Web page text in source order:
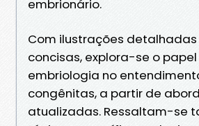
embrionário.
Com ilustrações
concisas, explora-se o
embriologia no
congênitas, a partir de
atualizadas. Ressaltam-se